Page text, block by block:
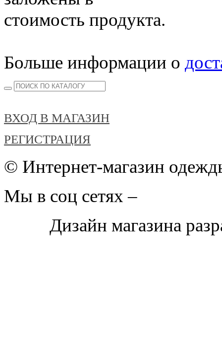
стоимость продукта.
Больше информации о
ВХОД В МАГАЗИН
РЕГИСТРАЦИЯ
© Интернет-магазин
Мы в соц сетях –
Дизайн магазина